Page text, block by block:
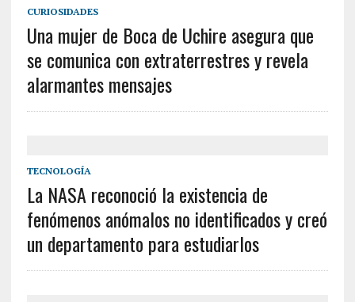
CURIOSIDADES
Una mujer de Boca de Uchire asegura que
se comunica con extraterrestres y revela
alarmantes mensajes
TECNOLOGÍA
La NASA reconoció la existencia de
fenómenos anómalos no identificados y creó
un departamento para estudiarlos